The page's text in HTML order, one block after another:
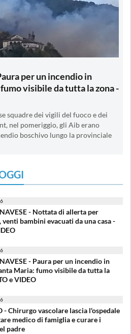
per un incendio in
visibile da tutta la zona -
squadre dei vigili del fuoco e dei
nel pomeriggio, gli Aib erano
boschivo lungo la provinciale
- Nottata di allerta per
bambini evacuati da una casa -
- Paura per un incendio in
Maria: fumo visibile da tutta la
e VIDEO
- Chirurgo vascolare lascia l'ospedale
medico di famiglia e curare i
padre